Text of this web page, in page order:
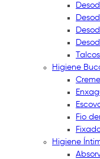
Higiene
Fio
Higiene